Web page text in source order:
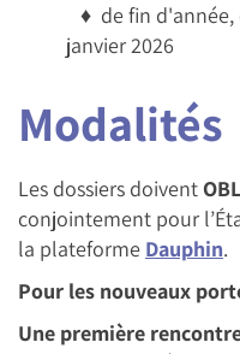
♦ de fin d'année,
janvier 2026
Modalités
Les dossiers doivent
conjointement pour
la plateforme Dauphin.
Pour les nouveaux
Une première